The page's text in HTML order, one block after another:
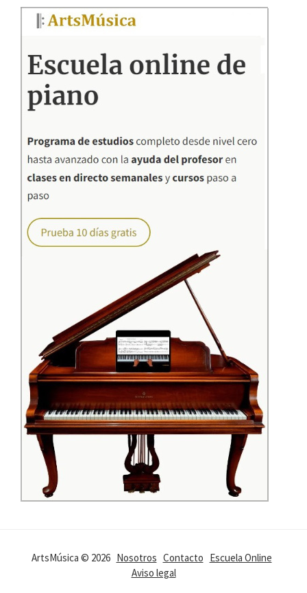
Barra
principal
ArtsMúsica © 2026 Nosotros Contacto Escuela Online
Aviso legal